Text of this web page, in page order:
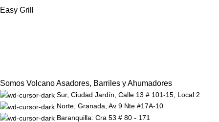
Easy Grill
Somos Volcano Asadores, Barriles y Ahumadores
Sur, Ciudad Jardín, Calle 13 # 101-15, Local 2
Norte, Granada, Av 9 Nte #17A-10
Baranquilla: Cra 53 # 80 - 171